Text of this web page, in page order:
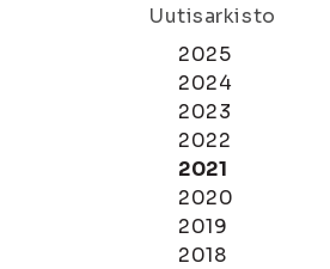
Uutisarkisto
2025
2024
2023
2022
2021
2020
2019
2018